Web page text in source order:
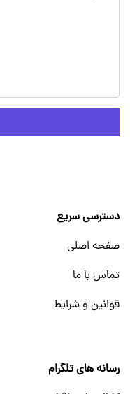
دسترسی سریع
صفحه اصلی
تماس با ما
قوانین و شرایط
رسانه های تلگرام